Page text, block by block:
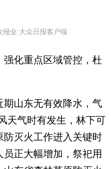
业·大众日报客户端
化重点区域管控，杜
山东无有效降水，气
天气时有发生，林下可
灭火工作进入关键时
正大幅增加，祭祀用